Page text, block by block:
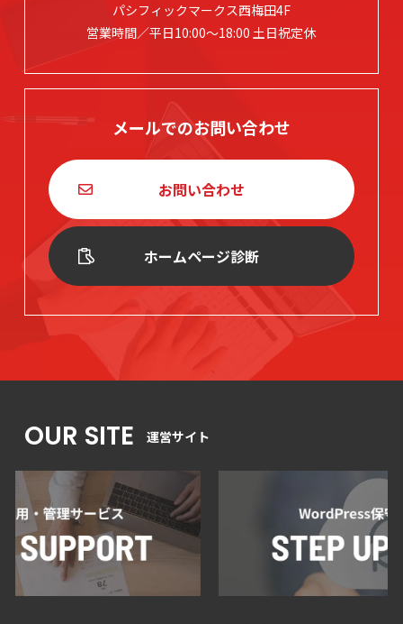
パシフィックマークス西梅田4F
営業時間／平日10:00～18:00 土日祝定休
メールでのお問い合わせ
お問い合わせ
ホームページ診断
OUR SITE 運営サイト